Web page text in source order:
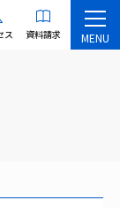
ス 資料請求 MENU